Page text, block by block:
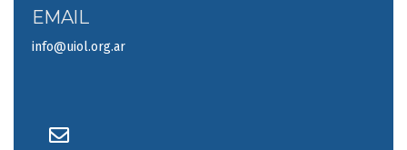
EMAIL
info@uiol.org.ar